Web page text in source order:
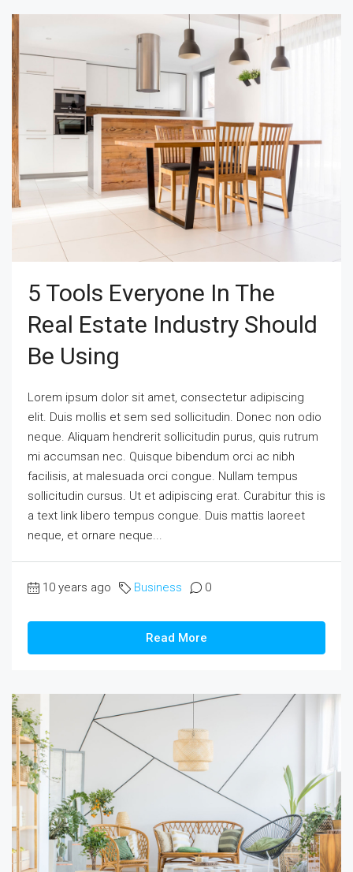
5 Tools Everyone In The
Real Estate Industry Should
Be Using
Lorem ipsum dolor sit amet, consectetur adipiscing
elit. Duis mollis et sem sed sollicitudin. Donec non odio
neque. Aliquam hendrerit sollicitudin purus, quis rutrum
mi accumsan nec. Quisque bibendum orci ac nibh
facilisis, at malesuada orci congue. Nullam tempus
sollicitudin cursus. Ut et adipiscing erat. Curabitur this is
a text link libero tempus congue. Duis mattis laoreet
neque, et ornare neque...
10 years ago Business 0
Read More